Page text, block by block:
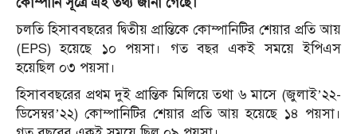
চলতি হিসাববছরের দ্বিতীয় প্রান্তিকে কোম্পানিটির শেয়ার প্রতি আয়
(EPS) হয়েছে ১০ পয়সা। গত বছর একই সময়ে ইপিএস
হয়েছিল ০৩ পয়সা।
হিসাববছরের প্রথম দুই প্রান্তিক মিলিয়ে তথা ৬ মাসে (জুলাই’২২-
ডিসেম্বর’২২) কোম্পানিটির শেয়ার প্রতি আয় হয়েছে ১৪ পয়সা।